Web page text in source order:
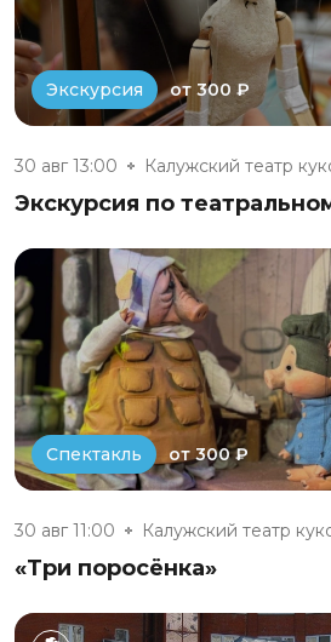
Экскурсия от 300 ₽
30 авг 13:00 Калужский театр
Экскурсия по
Спектакль от 300 ₽
30 авг 11:00 Калужский театр
«Три поросёнка»